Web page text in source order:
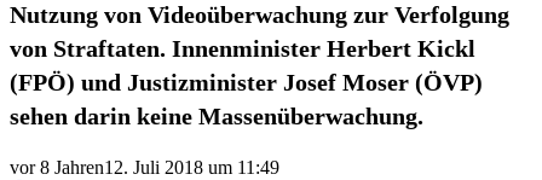
Nutzung von Videoüberwachung zur Verfolgung
von Straftaten. Innenminister Herbert Kickl
(FPÖ) und Justizminister Josef Moser (ÖVP)
sehen darin keine Massenüberwachung.
vor 8 Jahren12. Juli 2018 um 11:49